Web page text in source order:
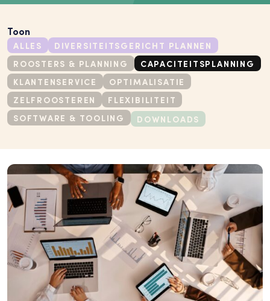
Toon
ALLES
DIVERSITEITSGERICHT PLANNEN
ROOSTERS & PLANNING
CAPACITEITSPLANNING
KLANTENSERVICE
OPTIMALISATIE
ZELFROOSTEREN
FLEXIBILITEIT
SOFTWARE & TOOLING
DOWNLOADS